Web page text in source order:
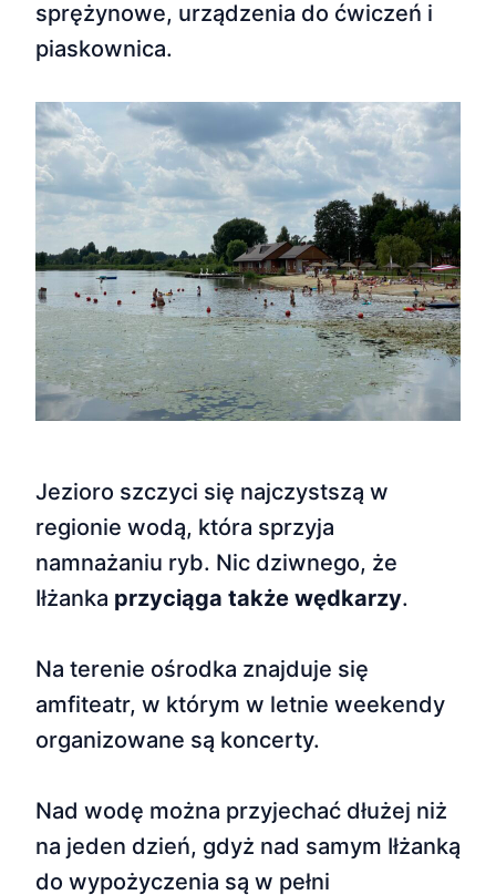
sprężynowe, urządzenia do ćwiczeń i
piaskownica.
Jezioro szczyci się najczystszą w
regionie wodą, która sprzyja
namnażaniu ryb. Nic dziwnego, że
Iłżanka przyciąga także wędkarzy.
Na terenie ośrodka znajduje się
amfiteatr, w którym w letnie weekendy
organizowane są koncerty.
Nad wodę można przyjechać dłużej niż
na jeden dzień, gdyż nad samym Iłżanką
do wypożyczenia są w pełni